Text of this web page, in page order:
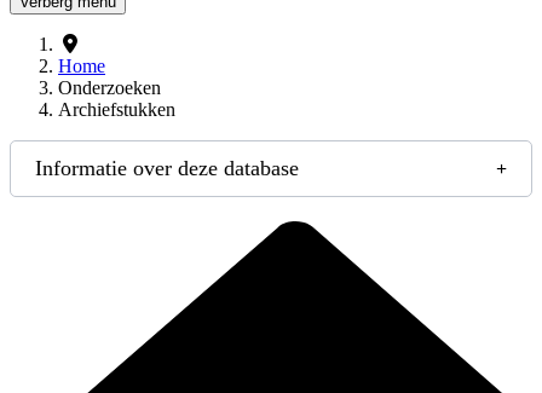
Home
Onderzoeken
Archiefstukken
Informatie over deze database